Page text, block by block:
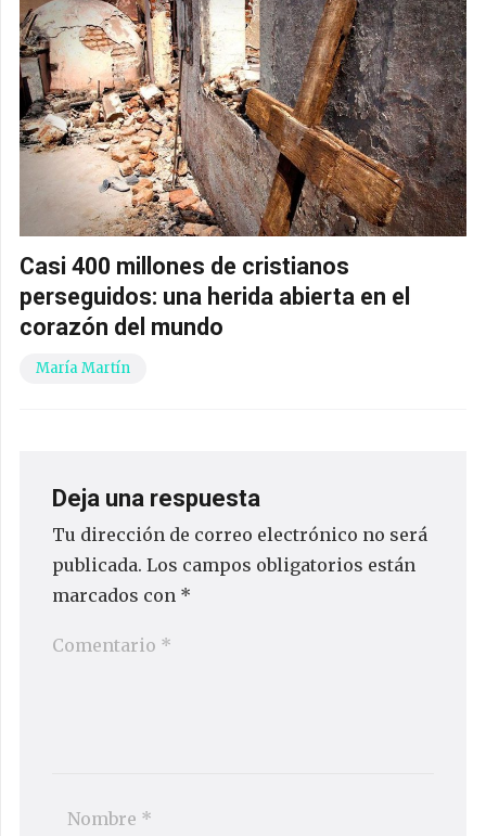
Casi 400 millones de cristianos
perseguidos: una herida abierta en el
corazón del mundo
María Martín
Deja una respuesta
Tu dirección de correo electrónico no será
publicada. Los campos obligatorios están
marcados con *